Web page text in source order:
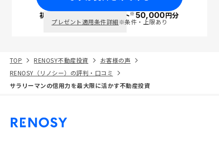
初回面談で ポイント※50,000円分
プレゼント適用条件詳細※条件・上限あり
TOP RENOSY不動産投資
お客様の声
RENOSY（リノシー）の評判・口コミ
サラリーマンの信用力を最大限に活かす不動産投資